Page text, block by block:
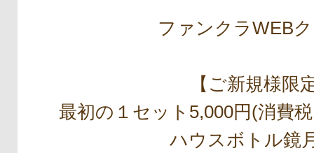
ファンクラWEB
【ご新規様限
最初の１セット5,000円(消費
ハウスボトル鏡